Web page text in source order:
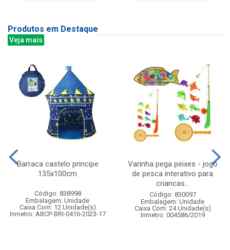
Produtos em Destaque
Veja mais
Barraca castelo principe
135x100cm
Código: 838998
Embalagem: Unidade
Caixa Com: 12 Unidade(s)
Inmetro: ABCP-BRI-0416-2023-17
Varinha pega peixes - jogo
de pesca interativo para
criancas...
Código: 830097
Embalagem: Unidade
Caixa Com: 24 Unidade(s)
Inmetro: 004586/2019